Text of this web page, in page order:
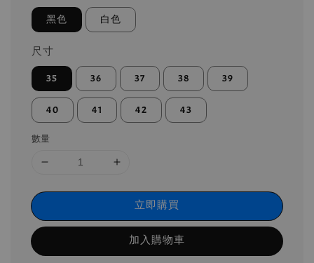
黑色 白色
尺寸
35 36 37 38 39
40 41 42 43
數量
立即購買
加入購物車